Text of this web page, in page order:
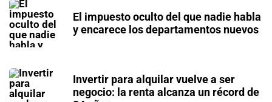
El impuesto oculto del que nadie habla
y encarece los departamentos nuevos
Invertir para alquilar vuelve a ser
negocio: la renta alcanza un récord de